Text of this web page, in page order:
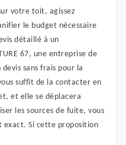
votre toit, agissez
le budget nécessaire
détaillé à un
67, une entreprise de
sans frais pour la
suffit de la contacter en
et elle se déplacera
les sources de fuite, vous
exact. Si cette proposition